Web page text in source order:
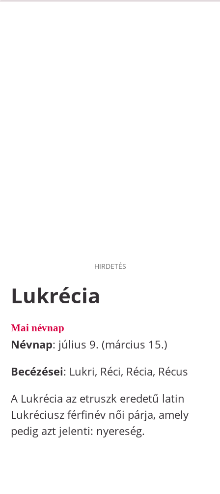
HIRDETÉS
Lukrécia
Mai névnap
Névnap: július 9. (március 15.)
Becézései: Lukri, Réci, Récia, Récus
A Lukrécia az etruszk eredetű latin
Lukréciusz férfinév női párja, amely
pedig azt jelenti: nyereség.